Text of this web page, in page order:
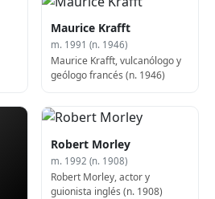
Maurice Krafft
m. 1991 (n. 1946)
Maurice Krafft, vulcanólogo y
geólogo francés (n. 1946)
Robert Morley
m. 1992 (n. 1908)
Robert Morley, actor y
guionista inglés (n. 1908)